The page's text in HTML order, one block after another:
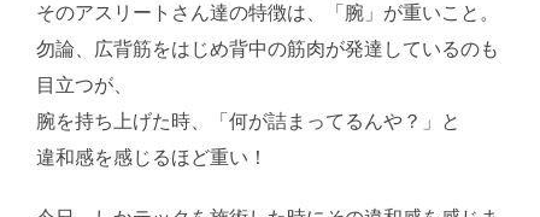
そのアスリートさん達の特徴は、「腕」が重いこと。
勿論、広背筋をはじめ背中の筋肉が発達しているのも
目立つが、
腕を持ち上げた時、「何が詰まってるんや？」と
違和感を感じるほど重い！